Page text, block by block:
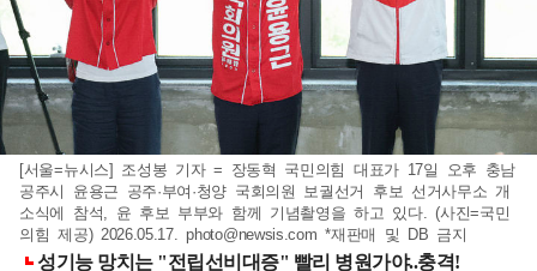
[서울=뉴시스] 조성봉 기자 = 장동혁 국민의힘 대표가 17일 오후 충남
공주시 윤용근 공주·부여·청양 국회의원 보궐선거 후보 선거사무소 개
소식에 참석, 윤 후보 부부와 함께 기념촬영을 하고 있다. (사진=국민
의힘 제공) 2026.05.17.photo@newsis.com *재판매 및 DB 금지